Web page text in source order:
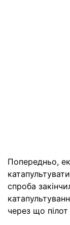
Попередньо,
спроба
через що пілот